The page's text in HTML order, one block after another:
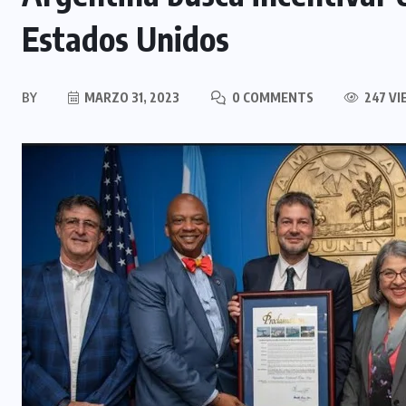
Estados Unidos
BY MARZO 31, 2023 0 COMMENTS 247